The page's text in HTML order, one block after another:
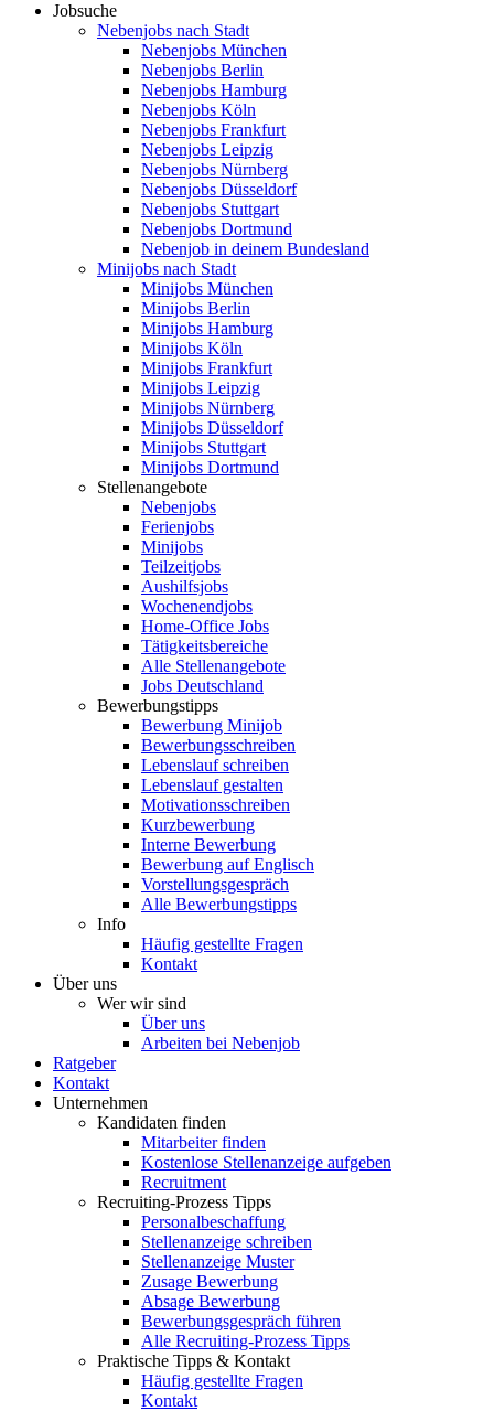
Jobsuche
Nebenjobs nach Stadt
Nebenjobs München
Nebenjobs Berlin
Nebenjobs Hamburg
Nebenjobs Köln
Nebenjobs Frankfurt
Nebenjobs Leipzig
Nebenjobs Nürnberg
Nebenjobs Düsseldorf
Nebenjobs Stuttgart
Nebenjobs Dortmund
Nebenjob in deinem Bundesland
Minijobs nach Stadt
Minijobs München
Minijobs Berlin
Minijobs Hamburg
Minijobs Köln
Minijobs Frankfurt
Minijobs Leipzig
Minijobs Nürnberg
Minijobs Düsseldorf
Minijobs Stuttgart
Minijobs Dortmund
Stellenangebote
Nebenjobs
Ferienjobs
Minijobs
Teilzeitjobs
Aushilfsjobs
Wochenendjobs
Home-Office Jobs
Tätigkeitsbereiche
Alle Stellenangebote
Jobs Deutschland
Bewerbungstipps
Bewerbung Minijob
Bewerbungsschreiben
Lebenslauf schreiben
Lebenslauf gestalten
Motivationsschreiben
Kurzbewerbung
Interne Bewerbung
Bewerbung auf Englisch
Vorstellungsgespräch
Alle Bewerbungstipps
Info
Häufig gestellte Fragen
Kontakt
Über uns
Wer wir sind
Über uns
Arbeiten bei Nebenjob
Ratgeber
Kontakt
Unternehmen
Kandidaten finden
Mitarbeiter finden
Kostenlose Stellenanzeige aufgeben
Recruitment
Recruiting-Prozess Tipps
Personalbeschaffung
Stellenanzeige schreiben
Stellenanzeige Muster
Zusage Bewerbung
Absage Bewerbung
Bewerbungsgespräch führen
Alle Recruiting-Prozess Tipps
Praktische Tipps & Kontakt
Häufig gestellte Fragen
Kontakt